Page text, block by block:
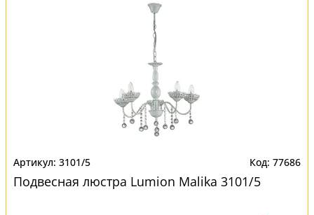
3101/5 77686
Подвесная люстра Lumion Malika 3101/5